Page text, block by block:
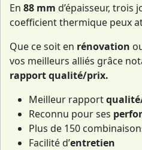
En 88 mm d’épaisseur, trois
coefficient thermique peux
Que ce soit en rénovation
vos meilleurs alliés grâce
rapport qualité/prix.
Meilleur rapport
Reconnu pour ses
Plus de 150
Facilité d’entretien